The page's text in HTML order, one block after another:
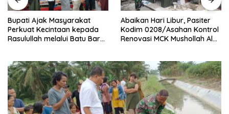
Abaikan Hari Libur, Pasiter
Kodim 0208/Asahan Kontrol
Renovasi MCK Mushollah Al
‎Baru Grand Opening,
Bingchun Tanjung Morawa
Langsung Punya 5 Franchise